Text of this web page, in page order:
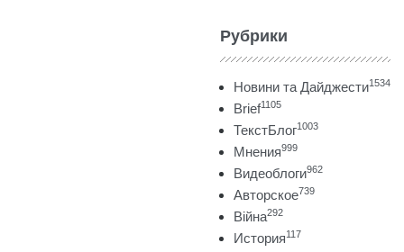
Рубрики
Новини та Дайджести1534
Brief1105
ТекстБлог1003
Мнения999
Видеоблоги962
Авторское739
Війна292
История117